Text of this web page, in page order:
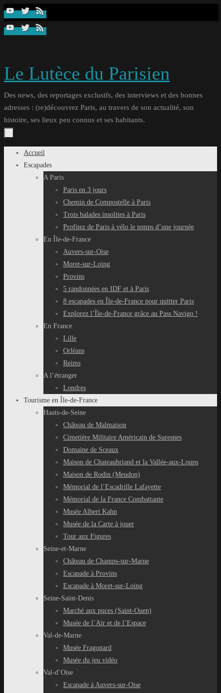
Passer
contenu
Le Lutèce du Parisien
Des news, des reportages exclusifs, des interviews et des bonnes
adresses : (re)découvrez Paris, au travers de son actualité, son
histoire, ses lieux peu connus et ses habitants.
Passer
Accueil
Escapades
A Paris
Paris en 3 jours
Chemin de Compostelle à Paris
Trois balades insolites à Paris
Profitez de Paris à vélo le temps d’une journée
En Île-de-France
Auvers-sur-Oise
Moret-sur-Loing
Provins
5 randonnées en IDF et à Paris
8 escapades en Île-de-France pour quitter Paris
Explorez l’Île-de-France grâce au Pass Navigo !
En France
Lille
Orléans
Reims
A l’étranger
Londres
Tourisme en Île-de-France
Hauts-de-Seine
Château de Malmaison
Cimetière Militaire Américain de Suresnes
Domaine de Sceaux
Maison de Chateaubriand et la Vallée-aux-Loups
Maison de Rodin (Meudon)
Mémorial de l’Escadrille Lafayette
Mémorial de la France Combattante
Musée Albert Kahn
Musée de la Carte à jouer
Tour aux Figures
Seine-et-Marne
Château de Champs-sur-Marne
Escapade à Provins
Escapade à Moret-sur-Loing
Seine-Saint-Denis
Marché aux puces (Saint-Ouen)
Musée de l’Air et de l’Espace
Val-de-Marne
Musée Fragonard
Musée du jeu vidéo
Val-d’Oise
Escapade à Auvers-sur-Oise